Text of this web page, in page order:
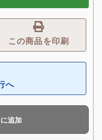
この商品を印刷
へ
追加